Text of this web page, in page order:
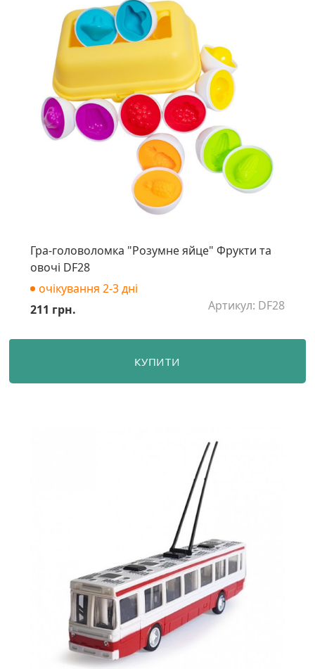
Гра-головоломка "Розумне яйце" Фрукти та
овочі DF28
очікування 2-3 дні
Артикул: DF28
211 грн.
КУПИТИ